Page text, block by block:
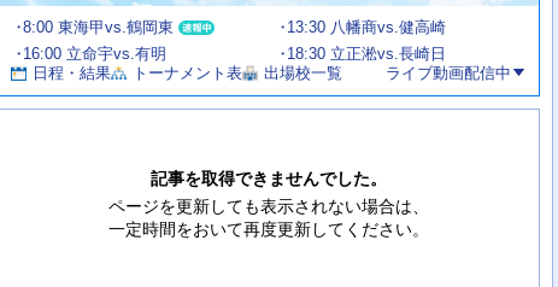
試
合
情
報
8:00 東海甲vs.鶴岡東
13:30 八幡商vs.健高崎
16:00 立命宇vs.有明
18:30 立正淞vs.長崎日
日程・結果
トーナメント表 出場校一覧 ライブ動画配信中
お
す
記事を取得できませんでした。
ページを更新しても表示されない場合は、
一定時間をおいて再度更新してください。